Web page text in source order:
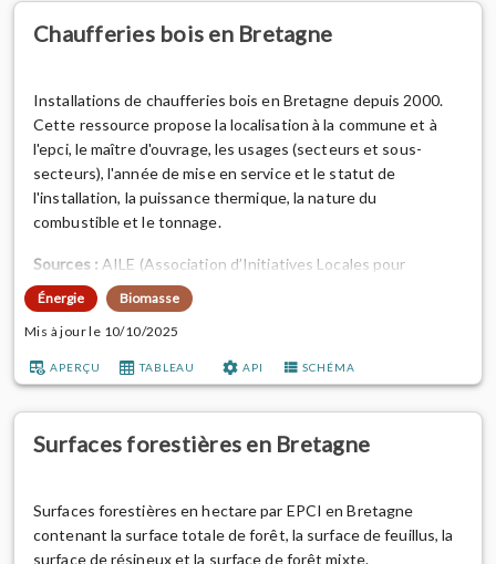
Chaufferies bois en Bretagne
Installations de chaufferies bois en Bretagne depuis 2000.
Cette ressource propose la localisation à la commune et à
l'epci, le maître d'ouvrage, les usages (secteurs et sous-
secteurs), l'année de mise en service et le statut de
l'installation, la puissance thermique, la nature du
combustible et le tonnage.
Sources : AILE (Association d’Initiatives Locales pour
l’Energie et l’Environnement), Rennes Métropole, DREAL
Bretagne, Observatoire de l'environnement en Bretagne.
bois en Bretagne "
réalisée par l'OEB et la méthodologie et ...
Énergie
Biomasse
Mis à jour le 10/10/2025
APERÇU TABLEAU API SCHÉMA
Surfaces forestières en Bretagne
Surfaces forestières en hectare par EPCI en Bretagne
contenant la surface totale de forêt, la surface de feuillus, la
surface de résineux et la surface de forêt mixte.